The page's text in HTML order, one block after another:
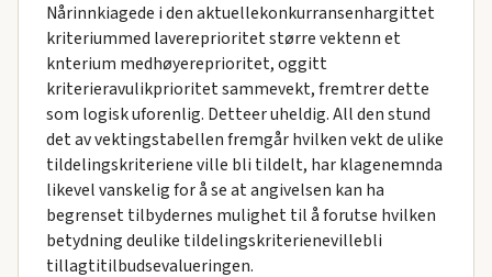
Nårinnkiagede i den aktuellekonkurransenhargittet
kriteriummed lavereprioritet større vektenn et
knterium medhøyereprioritet, oggitt
kriterieravulikprioritet sammevekt, fremtrer dette
som logisk uforenlig. Detteer uheldig. All den stund
det av vektingstabellen fremgår hvilken vekt de ulike
tildelingskriteriene ville bli tildelt, har klagenemnda
likevel vanskelig for å se at angivelsen kan ha
begrenset tilbydernes mulighet til å forutse hvilken
betydning deulike tildelingskriterienevillebli
tillagtitilbudsevalueringen.